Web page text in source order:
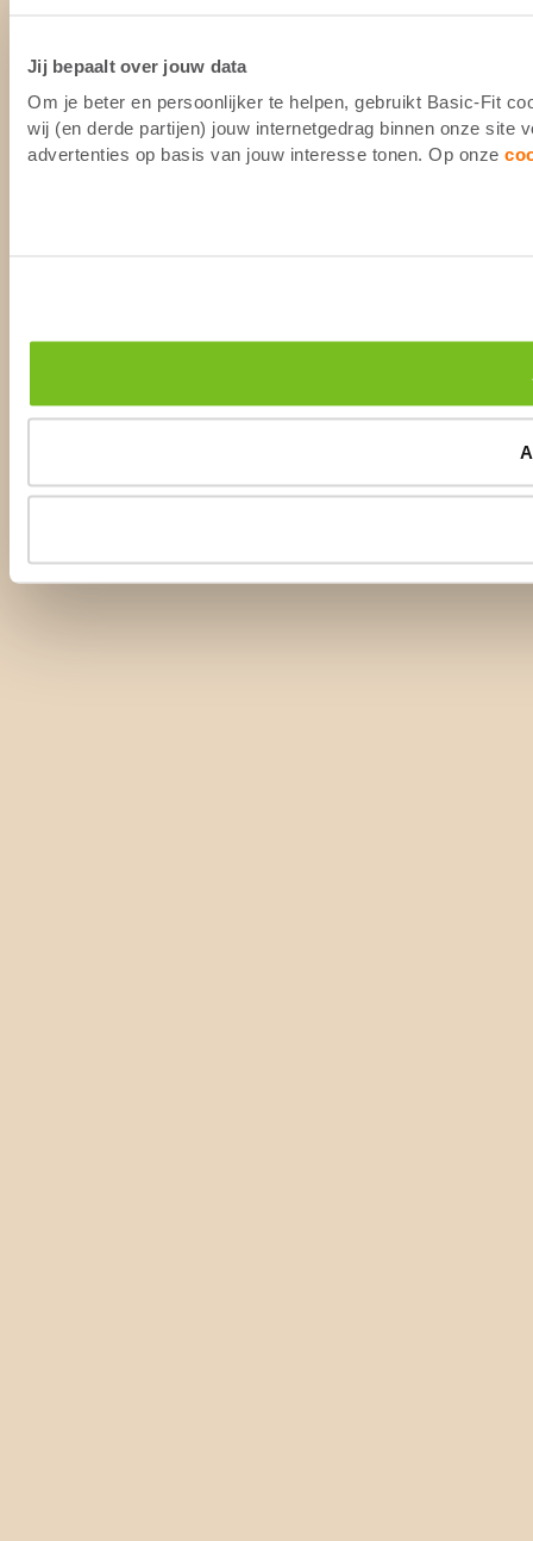
Jij bepaalt over jouw data
Om je beter en persoonlijker te helpen, gebruikt Basic-Fit
wij (en derde partijen) jouw internetgedrag binnen onze site
advertenties op basis van jouw interesse tonen. Op onze